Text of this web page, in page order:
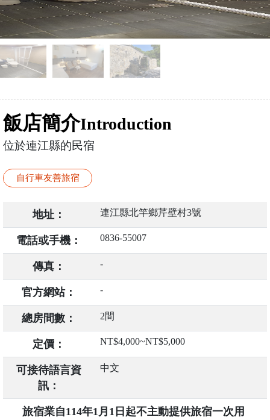
飯店簡介Introduction
位於連江縣的民宿
自行車友善旅宿
地址： 連江縣北竿鄉芹壁村3號
電話或手機： 0836-55007
傳真： -
官方網站： -
總房間數： 2間
定價： NT$4,000~NT$5,000
可接待語言資
訊：
中文
旅宿業自114年1月1日起不主動提供旅宿一次用